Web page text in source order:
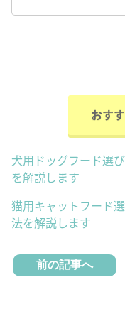
おす
犬用ドッグフード選
を解説します
猫用キャットフード
法を解説します
前の記事へ